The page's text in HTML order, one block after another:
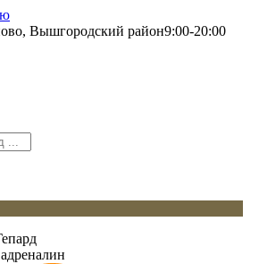
Вышгородский район9:00-20:00